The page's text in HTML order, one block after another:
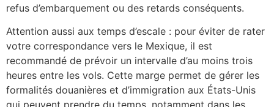
refus d’embarquement ou des retards conséquents.
Attention aussi aux temps d’escale : pour éviter de rater
votre correspondance vers le Mexique, il est
recommandé de prévoir un intervalle d’au moins trois
heures entre les vols. Cette marge permet de gérer les
formalités douanières et d’immigration aux États-Unis